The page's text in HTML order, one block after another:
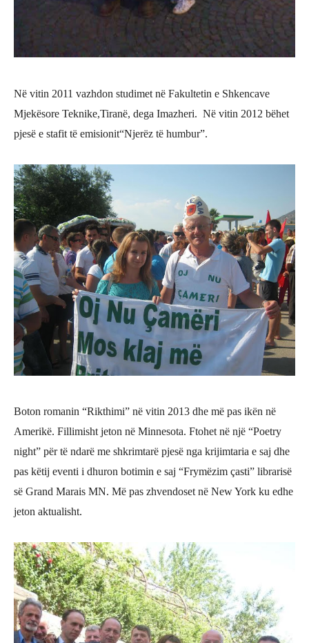
Në vitin 2011 vazhdon studimet në Fakultetin e Shkencave
Mjekësore Teknike,Tiranë, dega Imazheri. Në vitin 2012 bëhet
pjesë e stafit të emisionit“Njerëz të humbur”.
Boton romanin “Rikthimi” në vitin 2013 dhe më pas ikën në
Amerikë. Fillimisht jeton në Minnesota. Ftohet në një “Poetry
night” për të ndarë me shkrimtarë pjesë nga krijimtaria e saj dhe
pas këtij eventi i dhuron botimin e saj “Frymëzim çasti” librarisë
së Grand Marais MN. Më pas zhvendoset në New York ku edhe
jeton aktualisht.